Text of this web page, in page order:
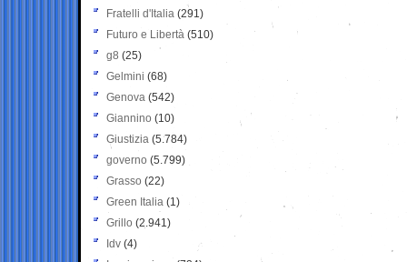
Fratelli d'Italia (291)
Futuro e Libertà (510)
g8 (25)
Gelmini (68)
Genova (542)
Giannino (10)
Giustizia (5.784)
governo (5.799)
Grasso (22)
Green Italia (1)
Grillo (2.941)
Idv (4)